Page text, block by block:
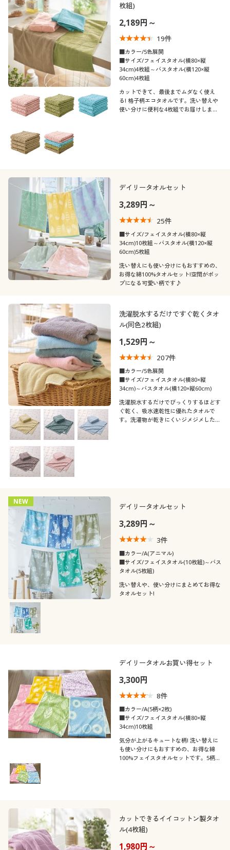
閲覧履歴
お気に入り
サポート
ご利用ガイド
よくある質問とお問い合わせ
枚組)
2,189円～
19件
■カラー/5色展開
■サイズ/フェイスタオル(横80×縦
34cm)4枚組～バスタオル(横120×縦
60cm)4枚組
カットできて、最後までムダなく使え
る! 格子柄エコタオルです。洗い替えや
使い分けに便利な4枚組でお届けしま
デイリータオルセット
3,289円～
25件
■サイズ/フェイスタオル(横80×縦
34cm)10枚組～バスタオル(横120×縦
60cm)5枚組
洗い替えにも使い分けにもおすすめの、
お得な綿100%タオルセット!空間がポッ
プになる可愛い柄です♪
洗濯脱水するだけですぐ乾くタオ
ル(同色2枚組)
1,529円～
207件
■カラー/5色展開
■サイズ/フェイスタオル(横80×縦
34cm)～バスタオル(横120×縦60cm)
洗濯脱水するだけでびっくりするほどす
ぐ乾く、吸水速乾性に優れたタオルで
す。洗濯物が乾きにくいジメジメした季
NEW
デイリータオルセット
3,289円～
3件
■カラー/A(アニマル)
■サイズ/フェイスタオル(10枚組)～バス
タオル(5枚組)
洗い替えや、使い分けにまとめてお得な
タオルセット!
デイリータオルお買い得セット
3,300円
8件
■カラー/A(5柄×2枚)
■サイズ/フェイスタオル(横80×縦
34cm)10枚組
気分が上がるキュートな柄! 洗い替えに
も使い分けにもおすすめの、お得な綿
100%フェイスタオルセットです。5柄×2
カットできるイイコットン製タオ
ル(4枚組)
1,980円～